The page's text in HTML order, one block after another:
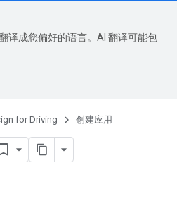
译成您偏好的语言。AI 翻译可能包
for Driving 创建应用